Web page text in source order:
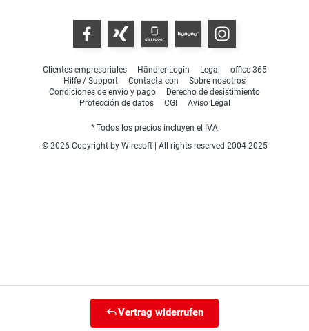
Clientes empresariales Händler-Login Legal
office-365
Hilfe / Support
Contacta con
Sobre nosotros
Condiciones de envío y pago
Derecho de desistimiento
Protección de datos
CGI Aviso Legal
* Todos los precios incluyen el IVA
© 2026 Copyright by Wiresoft | All rights reserved 2004-2025
Vertrag widerrufen